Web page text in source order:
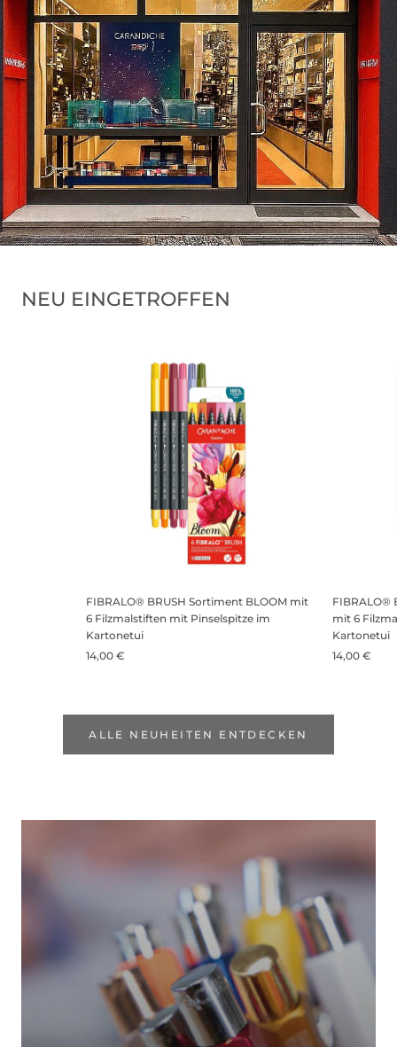
NEU EINGETROFFEN
FIBRALO® BRUSH Sortiment BLOOM mit
6 Filzmalstiften mit Pinselspitze im
Kartonetui
14,00 €
FIBRALO®
mit 6
Kartonetui
14,00 €
ALLE NEUHEITEN ENTDECKEN